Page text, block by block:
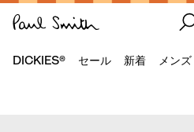
DICKIES® セール 新着 メンズ